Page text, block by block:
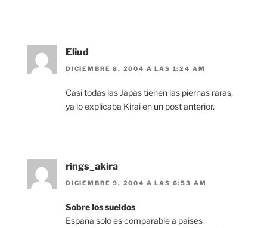
Eliud
DICIEMBRE 8, 2004 A LAS 1:24 AM
Casi todas las Japas tienen las piernas raras,
ya lo explicaba Kirai en un post anterior.
rings_akira
DICIEMBRE 9, 2004 A LAS 6:53 AM
Sobre los sueldos
España solo es comparable a paises